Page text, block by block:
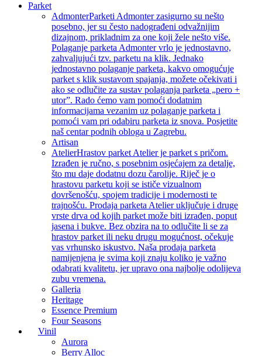
Parket
AdmonterParketi Admonter zasigurno su nešto
posebno, jer su često nadograđeni odvažnijim
dizajnom, prikladnim za one koji žele nešto više.
Polaganje parketa Admonter vrlo je jednostavno,
zahvaljujući tzv. parketu na klik. Jednako
jednostavno polaganje parketa, kakvo omogućuje
parket s klik sustavom spajanja, možete očekivati i
ako se odlučite za sustav polaganja parketa „pero +
utor”. Rado ćemo vam pomoći dodatnim
informacijama vezanim uz polaganje parketa i
pomoći vam pri odabiru parketa iz snova. Posjetite
naš centar podnih obloga u Zagrebu.
Artisan
AtelierHrastov parket Atelier je parket s pričom.
Izrađen je ručno, s posebnim osjećajem za detalje,
što mu daje dodatnu dozu čarolije. Riječ je o
hrastovu parketu koji se ističe vizualnom
dovršenošću, spojem tradicije i modernosti te
trajnošću. Prodaja parketa Atelier uključuje i druge
vrste drva od kojih parket može biti izrađen, poput
jasena i bukve. Bez obzira na to odlučite li se za
hrastov parket ili neku drugu mogućnost, očekuje
vas vrhunsko iskustvo. Naša prodaja parketa
namijenjena je svima koji znaju koliko je važno
odabrati kvalitetu, jer upravo ona najbolje odolijeva
zubu vremena.
Galleria
Heritage
Essence Premium
Four Seasons
Vinil
Aurora
Berry Alloc